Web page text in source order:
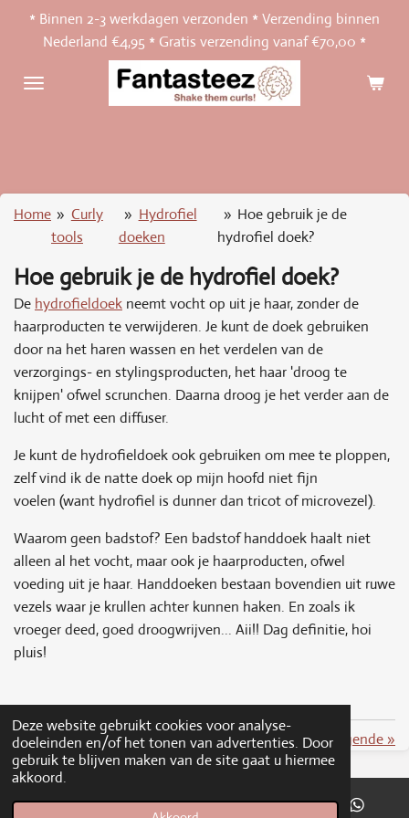
Deze website gebruikt cookies voor analyse-
doeleinden en/of het tonen van advertenties. Door
gebruik te blijven maken van de site gaat u hiermee
akkoord.
direct
de
* Binnen 2-3 werkdagen verzonden * Verzending binnen
Nederland €4,95 * Gratis verzending vanaf €70,00 *
Home » Curly
tools
» Hydrofiel
doeken
» Hoe gebruik je de
hydrofiel doek?
Hoe gebruik je de hydrofiel doek?
De hydrofieldoek neemt vocht op uit je haar, zonder de
haarproducten te verwijderen. Je kunt de doek gebruiken
door na het haren wassen en het verdelen van de
verzorgings- en stylingsproducten, het haar 'droog te
knijpen' ofwel scrunchen. Daarna droog je het verder aan de
lucht of met een diffuser.
Je kunt de hydrofieldoek ook gebruiken om mee te ploppen,
zelf vind ik de natte doek op mijn hoofd niet fijn
voelen (want hydrofiel is dunner dan tricot of microvezel).
Waarom geen badstof? Een badstof handdoek haalt niet
alleen al het vocht, maar ook je haarproducten, ofwel
voeding uit je haar. Handdoeken bestaan bovendien uit ruwe
vezels waar je krullen achter kunnen haken. En zoals ik
vroeger deed, goed droogwrijven... Aii!! Dag definitie, hoi
pluis!
Volgende »